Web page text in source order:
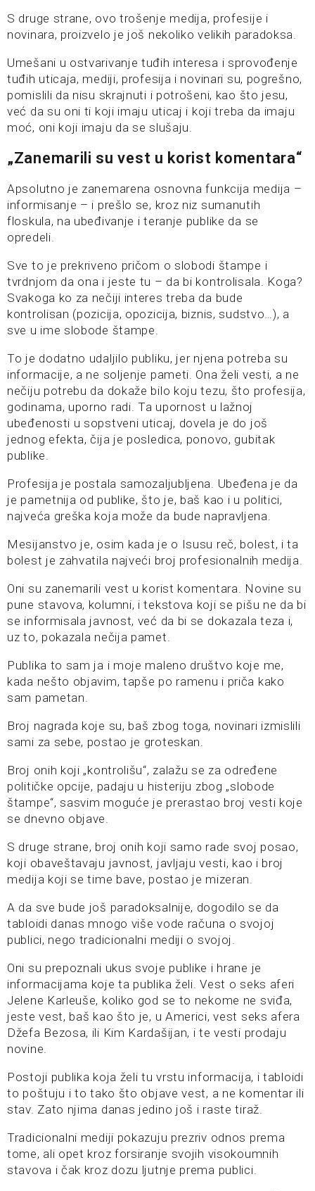
S druge strane, ovo trošenje medija, profesije i
novinara, proizvelo je još nekoliko velikih paradoksa.
Umešani u ostvarivanje tuđih interesa i sprovođenje
tuđih uticaja, mediji, profesija i novinari su, pogrešno,
pomislili da nisu skrajnuti i potrošeni, kao što jesu,
već da su oni ti koji imaju uticaj i koji treba da imaju
moć, oni koji imaju da se slušaju.
„Zanemarili su vest u korist komentara“
Apsolutno je zanemarena osnovna funkcija medija –
informisanje – i prešlo se, kroz niz sumanutih
floskula, na ubeđivanje i teranje publike da se
opredeli.
Sve to je prekriveno pričom o slobodi štampe i
tvrdnjom da ona i jeste tu – da bi kontrolisala. Koga?
Svakoga ko za nečiji interes treba da bude
kontrolisan (pozicija, opozicija, biznis, sudstvo…), a
sve u ime slobode štampe.
To je dodatno udaljilo publiku, jer njena potreba su
informacije, a ne soljenje pameti. Ona želi vesti, a ne
nečiju potrebu da dokaže bilo koju tezu, što profesija,
godinama, uporno radi. Ta upornost u lažnoj
ubeđenosti u sopstveni uticaj, dovela je do još
jednog efekta, čija je posledica, ponovo, gubitak
publike.
Profesija je postala samozaljubljena. Ubeđena je da
je pametnija od publike, što je, baš kao i u politici,
najveća greška koja može da bude napravljena.
Mesijanstvo je, osim kada je o Isusu reč, bolest, i ta
bolest je zahvatila najveći broj profesionalnih medija.
Oni su zanemarili vest u korist komentara. Novine su
pune stavova, kolumni, i tekstova koji se pišu ne da bi
se informisala javnost, već da bi se dokazala teza i,
uz to, pokazala nečija pamet.
Publika to sam ja i moje maleno društvo koje me,
kada nešto objavim, tapše po ramenu i priča kako
sam pametan.
Broj nagrada koje su, baš zbog toga, novinari izmislili
sami za sebe, postao je groteskan.
Broj onih koji „kontrolišu“, zalažu se za određene
političke opcije, padaju u histeriju zbog „slobode
štampe“, sasvim moguće je prerastao broj vesti koje
se dnevno objave.
S druge strane, broj onih koji samo rade svoj posao,
koji obaveštavaju javnost, javljaju vesti, kao i broj
medija koji se time bave, postao je mizeran.
A da sve bude još paradoksalnije, dogodilo se da
tabloidi danas mnogo više vode računa o svojoj
publici, nego tradicionalni mediji o svojoj.
Oni su prepoznali ukus svoje publike i hrane je
informacijama koje ta publika želi. Vest o seks aferi
Jelene Karleuše, koliko god se to nekome ne sviđa,
jeste vest, baš kao što je, u Americi, vest seks afera
Džefa Bezosa, ili Kim Kardašijan, i te vesti prodaju
novine.
Postoji publika koja želi tu vrstu informacija, i tabloidi
to poštuju i to tako što objave vest, a ne komentar ili
stav. Zato njima danas jedino još i raste tiraž.
Tradicionalni mediji pokazuju prezriv odnos prema
tome, ali opet kroz forsiranje svojih visokoumnih
stavova i čak kroz dozu ljutnje prema publici.